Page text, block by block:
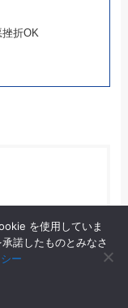
折OK
を使用していま
諾したものとみなさ
ー